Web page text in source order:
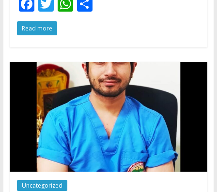
ac
e
o
o
k
w
itt
A
p
p
Read more
Uncategorized